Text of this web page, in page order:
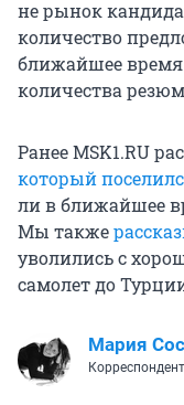
не рынок
количество
ближайшее
количества
Ранее MSK1.RU
который
ли в ближайшее
Мы также
уволились с
самолет до
Мария